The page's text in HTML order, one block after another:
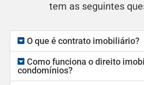
tem as seguintes
O que é contrato imobiliário?
Como funciona o direito
condomínios?